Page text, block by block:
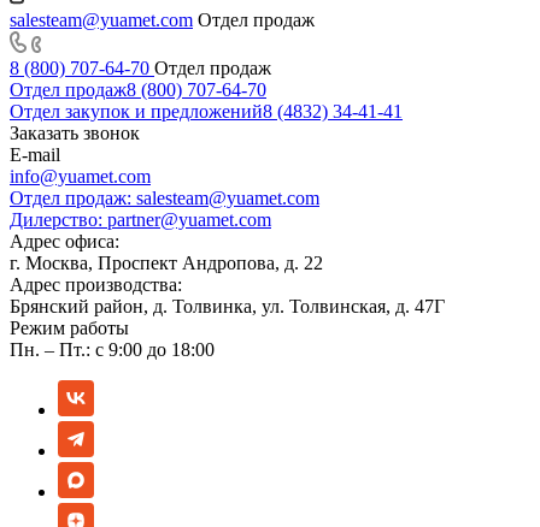
salesteam@yuamet.com Отдел продаж
8 (800) 707-64-70 Отдел продаж
Отдел продаж8 (800) 707-64-70
Отдел закупок и предложений8 (4832) 34-41-41
Заказать звонок
E-mail
info@yuamet.com
Отдел продаж: salesteam@yuamet.com
Дилерство: partner@yuamet.com
Адрес офиса:
г. Москва, Проспект Андропова, д. 22
Адрес производства:
Брянский район, д. Толвинка, ул. Толвинская, д. 47Г
Режим работы
Пн. – Пт.: с 9:00 до 18:00